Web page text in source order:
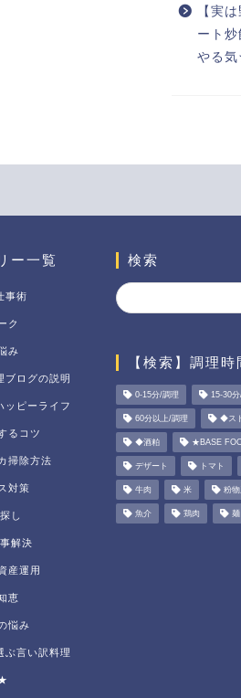
【実
ート
やる
ー一覧
事術
ク
み
ブログの説明
ッピーライフ
るコツ
掃除方法
対策
し
解決
産運用
恵
悩み
ぶ言い訳料理
検索
【検索】調理
0-15分/調理 15-30
60分以上/調理 ◆ス
◆酒粕 ★BASE
デザート トマト
牛肉 米 粉
魚介 鶏肉 麺